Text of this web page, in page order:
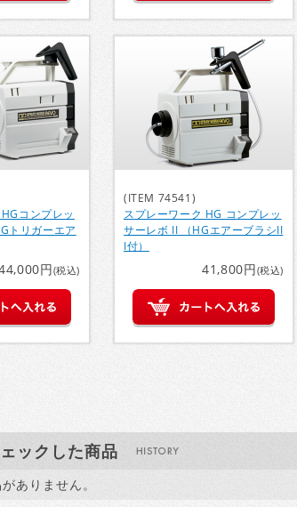
コンプレッ
トリガーエア
円(税込)
(ITEM 74541)
スプレーワーク HG コンプレッ
サーレボ II （HGエアーブラシII
I付）
41,800円(税込)
ックした商品
ありません。